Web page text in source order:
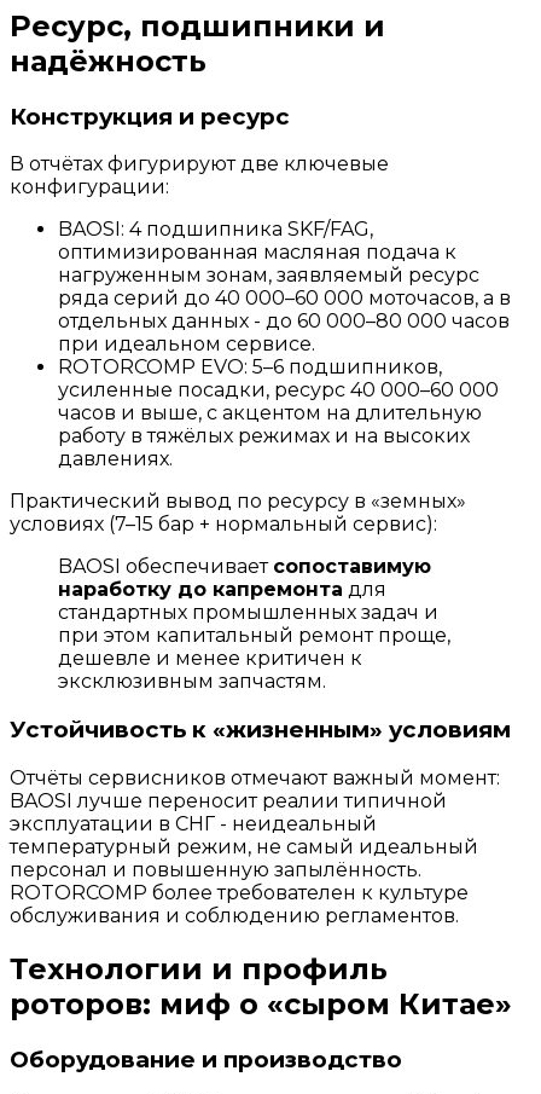
Ресурс, подшипники и
надёжность
Конструкция и ресурс
В отчётах фигурируют две ключевые
конфигурации:
BAOSI: 4 подшипника SKF/FAG,
оптимизированная масляная подача к
нагруженным зонам, заявляемый ресурс
ряда серий до 40 000–60 000 моточасов, а в
отдельных данных - до 60 000–80 000 часов
при идеальном сервисе.
ROTORCOMP EVO: 5–6 подшипников,
усиленные посадки, ресурс 40 000–60 000
часов и выше, с акцентом на длительную
работу в тяжёлых режимах и на высоких
давлениях.
Практический вывод по ресурсу в «земных»
условиях (7–15 бар + нормальный сервис):
BAOSI обеспечивает сопоставимую
наработку до капремонта для
стандартных промышленных задач и
при этом капитальный ремонт проще,
дешевле и менее критичен к
эксклюзивным запчастям.
Устойчивость к «жизненным» условиям
Отчёты сервисников отмечают важный момент:
BAOSI лучше переносит реалии типичной
эксплуатации в СНГ - неидеальный
температурный режим, не самый идеальный
персонал и повышенную запылённость.
ROTORCOMP более требователен к культуре
обслуживания и соблюдению регламентов.
Технологии и профиль
роторов: миф о «сыром Китае»
Оборудование и производство